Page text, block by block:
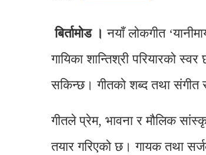
बिर्तामाेड । नयाँ लोकगीत
गायिका शान्तिश्री परियारको
सकिन्छ। गीतको शब्द तथा
गीतले प्रेम, भावना र मौलिक
तयार गरिएको छ। गायक तथा